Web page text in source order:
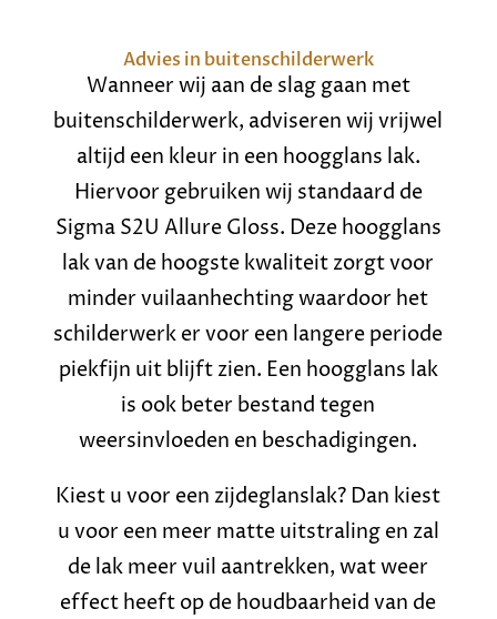
Advies in buitenschilderwerk
Wanneer wij aan de slag gaan met
buitenschilderwerk, adviseren wij vrijwel
altijd een kleur in een hoogglans lak.
Hiervoor gebruiken wij standaard de
Sigma S2U Allure Gloss. Deze hoogglans
lak van de hoogste kwaliteit zorgt voor
minder vuilaanhechting waardoor het
schilderwerk er voor een langere periode
piekfijn uit blijft zien. Een hoogglans lak
is ook beter bestand tegen
weersinvloeden en beschadigingen.
Kiest u voor een zijdeglanslak? Dan kiest
u voor een meer matte uitstraling en zal
de lak meer vuil aantrekken, wat weer
effect heeft op de houdbaarheid van de